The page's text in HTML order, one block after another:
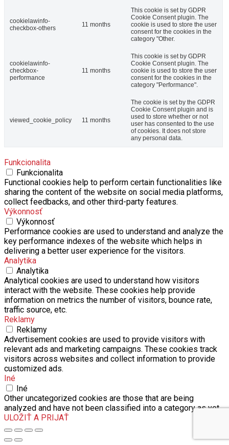
cookie is used to store the user
consent for the cookies in the
category "Other.
performance
This cookie is set by GDPR
cookie is used to store the user
consent for the cookies in the
category "Performance".
The cookie is set by the GDPR
used to store whether or not
user has consented to the use
of cookies. It does not store
any personal data.
Functional cookies help to perform certain functionalities like
sharing the content of the website on social media platforms,
collect feedbacks, and other third-party features.
Výkonnosť
Výkonnosť
Performance cookies are used to understand and analyze the
key performance indexes of the website which helps in
delivering a better user experience for the visitors.
Analytika
Analytika
Analytical cookies are used to understand how visitors
interact with the website. These cookies help provide
information on metrics the number of visitors, bounce rate,
traffic source, etc.
Reklamy
Reklamy
Advertisement cookies are used to provide visitors with
relevant ads and marketing campaigns. These cookies track
visitors across websites and collect information to provide
customized ads.
Iné
Iné
Other uncategorized cookies are those that are being
analyzed and have not been classified into a category as yet.
ULOŽIŤ A PRIJAŤ